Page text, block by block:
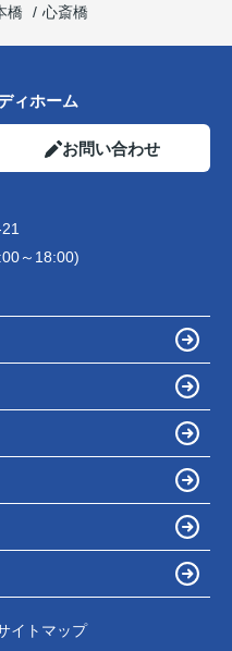
橋 心斎橋
ィホーム
お問い合わせ
～18:00)
イトマップ